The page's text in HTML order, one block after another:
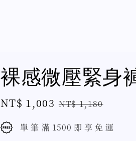
裸感微壓緊身
Sale
price
NT$ 1,003 Regular
NT$ 1,180
單 筆 滿 1500 即 享 免 運